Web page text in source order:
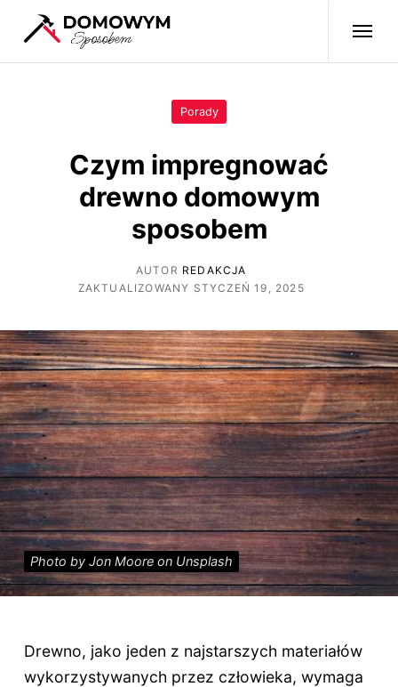
Porady
Czym impregnować
drewno domowym
sposobem
AUTOR REDAKCJA
ZAKTUALIZOWANY STYCZEŃ 19, 2025
Photo by Jon Moore on Unsplash
Drewno, jako jeden z najstarszych materiałów
wykorzystywanych przez człowieka, wymaga